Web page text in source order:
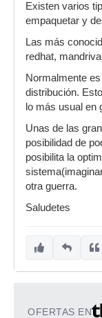
Existen varios
empaquetar y
Las más
redhat,
Normalmente
distribución.
lo más usual en
Unas de las
posibilidad de
posibilita la
otra guerra.
Saludetes
OFERTAS EN